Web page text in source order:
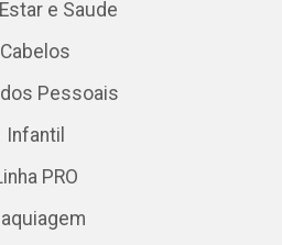
e Saude
Cabelos
Pessoais
Infantil
PRO